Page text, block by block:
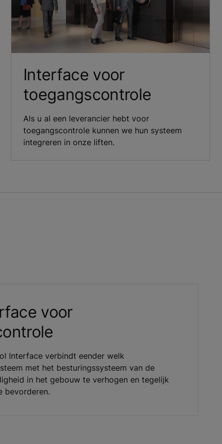
Interface voor
toegangscontrole
Als u al een leverancier hebt voor
toegangscontrole kunnen we hun systeem
integreren in onze liften.
voor
Interface verbindt eender welk
met het besturingssysteem van de
in het gebouw te verhogen en tegelijk
bevorderen.